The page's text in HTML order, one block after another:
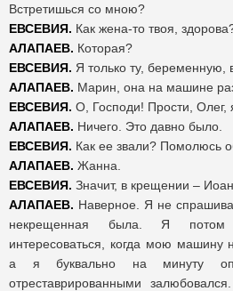
Встретишься со мною?
ЕВСЕВИЯ. Как жена-то твоя,
АЛАПАЕВ. Которая?
ЕВСЕВИЯ. Я только ту, беременную,
АЛАПАЕВ. Марин, она на машине
ЕВСЕВИЯ. О, Господи! Прости, Олег,
АЛАПАЕВ. Ничего. Это давно было.
ЕВСЕВИЯ. Как ее звали? Помолюсь
АЛАПАЕВ. Жанна.
ЕВСЕВИЯ. Значит, в крещении –
АЛАПАЕВ. Наверное. Я не
некрещенная была. Я
интересоваться, когда мою машину
а я буквально на минуту
отреставрированными